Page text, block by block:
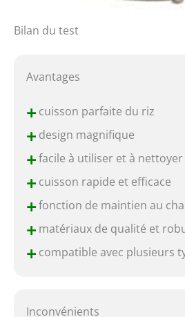
Bilan du test
Avantages
+cuisson parfaite du riz
+design magnifique
+facile à utiliser et à nettoyer
+cuisson rapide et efficace
+fonction de maintien au
+matériaux de qualité et
+compatible avec plusieurs
Inconvénients